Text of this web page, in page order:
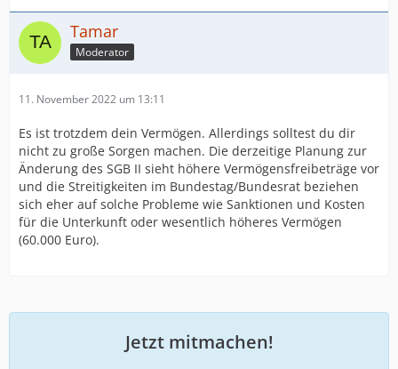
Tamar
Moderator
11. November 2022 um 13:11
Es ist trotzdem dein Vermögen. Allerdings solltest du dir
nicht zu große Sorgen machen. Die derzeitige Planung zur
Änderung des SGB II sieht höhere Vermögensfreibeträge vor
und die Streitigkeiten im Bundestag/Bundesrat beziehen
sich eher auf solche Probleme wie Sanktionen und Kosten
für die Unterkunft oder wesentlich höheres Vermögen
(60.000 Euro).
Jetzt mitmachen!